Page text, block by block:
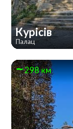
Курісів
Палац
298 км